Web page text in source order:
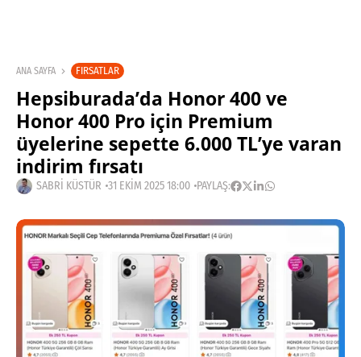
ANA SAYFA FIRSATLAR
Hepsiburada’da Honor 400 ve
Honor 400 Pro için Premium
üyelerine sepette 6.000 TL’ye varan
indirim fırsatı
SABRI KÜSTÜR 31 EKIM 2025 18:00 PAYLAŞ: